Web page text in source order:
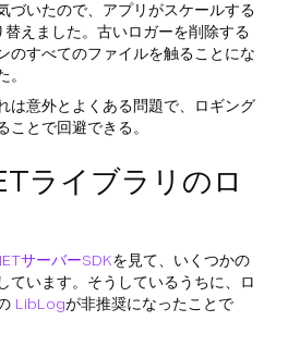
づいたので、アプリがスケールする
えました。古いロガーを削除する
のすべてのファイルを触ることにな
。
は意外とよくある問題で、ロギング
ことで回避できる。
ライブラリのロ
サーバーSDKを見て、いくつかの
ています。そうしているうちに、ロ
LibLogが非推奨になったことで